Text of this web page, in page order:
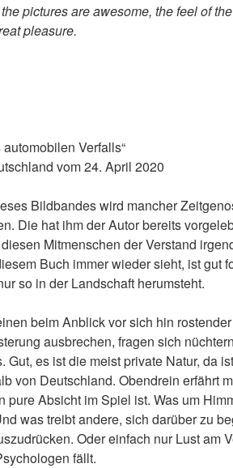
pictures are awesome, the feel of
pleasure.
Verfalls“
vom 24. April 2020
Bildbandes wird mancher
Die hat ihm der Autor bereits
Mitmenschen der Verstand
Buch immer wieder sieht, ist gut
so in der Landschaft herumsteht.
beim Anblick vor sich hin
ausbrechen, fragen sich
Gut, es ist die meist private Natur, da
von Deutschland. Obendrein erfährt
pure Absicht im Spiel ist. Was um
was treibt andere, sich darüber zu
Oder einfach nur Lust am
fällt.